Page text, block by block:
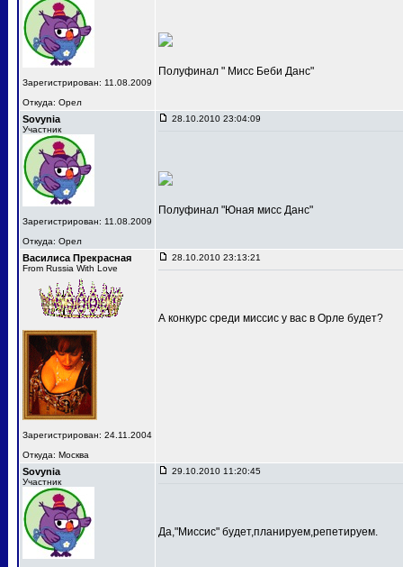
Зарегистрирован: 11.08.2009
Откуда: Орел
Полуфинал " Мисс Беби Данс"
Sovynia
Участник
Зарегистрирован: 11.08.2009
Откуда: Орел
28.10.2010 23:04:09
Полуфинал "Юная мисс Данс"
Василиса Прекрасная
From Russia With Love
Зарегистрирован: 24.11.2004
Откуда: Москва
28.10.2010 23:13:21
А конкурс среди миссис у вас в Орле будет?
Sovynia
Участник
29.10.2010 11:20:45
Да,"Миссис" будет,планируем,репетируем.